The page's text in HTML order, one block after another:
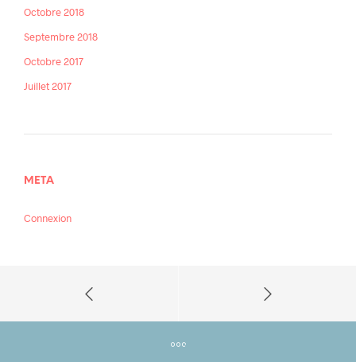
Octobre 2018
Septembre 2018
Octobre 2017
Juillet 2017
META
Connexion